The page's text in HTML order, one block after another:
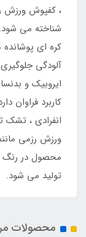
، کفپوش ورزش
شناخته می
کره ای
آلودگی
ایروبیک و
کاربرد فراوان
انفرادی ،
ورزش رزمی
تولید می شود.
محصولات